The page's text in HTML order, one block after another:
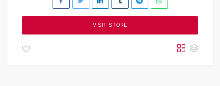
VISIT STORE